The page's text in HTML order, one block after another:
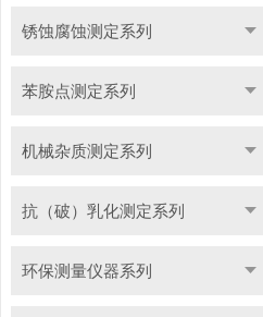
锈蚀腐蚀测定系列
苯胺点测定系列
机械杂质测定系列
抗（破）乳化测定系列
环保测量仪器系列